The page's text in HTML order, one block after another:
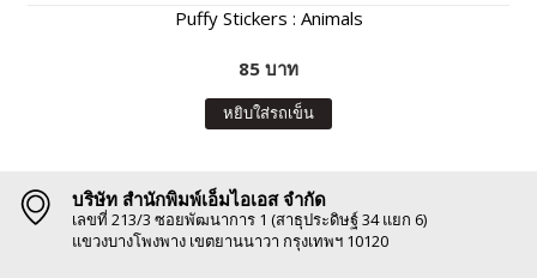
Puffy Stickers : Animals
85 บาท
หยิบใส่รถเข็น
บริษัท สำนักพิมพ์เอ็มไอเอส จำกัด
เลขที่ 213/3 ซอยพัฒนาการ 1 (สาธุประดิษฐ์ 34 แยก 6)
แขวงบางโพงพาง เขตยานนาวา กรุงเทพฯ 10120